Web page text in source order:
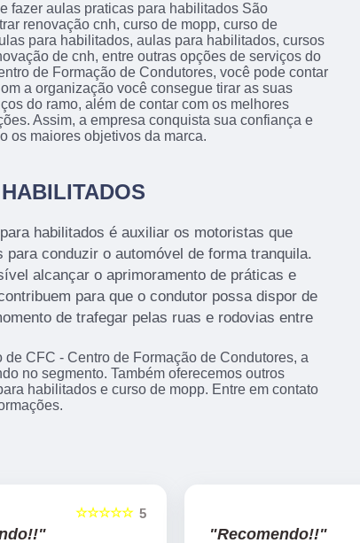
fazer aulas praticas para habilitados São
renovação cnh, curso de mopp, curso de
para habilitados, aulas para habilitados, cursos
de cnh, entre outras opções de serviços do
de Formação de Condutores, você pode contar
a organização você consegue tirar as suas
do ramo, além de contar com os melhores
Assim, a empresa conquista sua confiança e
os maiores objetivos da marca.
habilitados é auxiliar os motoristas que
para conduzir o automóvel de forma tranquila.
alcançar o aprimoramento de práticas e
para que o condutor possa dispor de
de trafegar pelas ruas e rodovias entre
CFC - Centro de Formação de Condutores, a
no segmento. Também oferecemos outros
habilitados e curso de mopp. Entre em contato
5
☆☆☆☆☆
"Recomendo!!"